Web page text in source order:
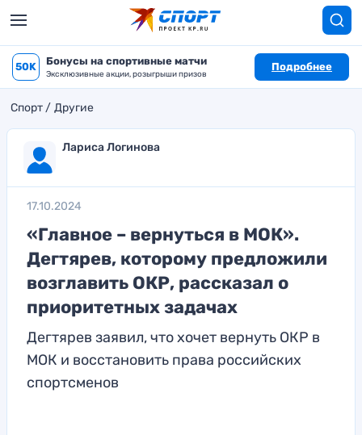
50K Бонусы на спортивные матчи
Эксклюзивные акции, розыгрыши призов
Подробнее
Спорт Другие
Лариса Логинова
17.10.2024
«Главное – вернуться в МОК».
Дегтярев, которому предложили
возглавить ОКР, рассказал о
приоритетных задачах
Дегтярев заявил, что хочет вернуть ОКР в
МОК и восстановить права российских
спортсменов